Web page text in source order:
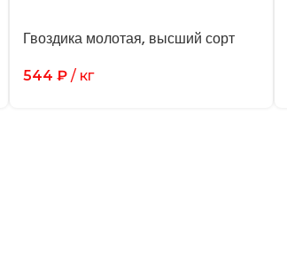
Гвоздика молотая, высший сорт
544 ₽ / кг